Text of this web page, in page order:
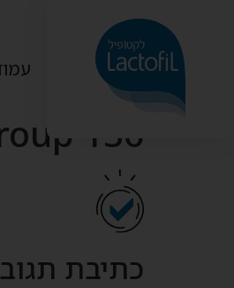
136
כתיבת